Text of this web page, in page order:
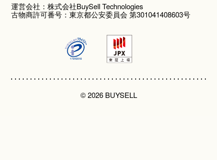
運営会社：株式会社BuySell Technologies
古物商許可番号：東京都公安委員会 第301041408603号
© 2026 BUYSELL